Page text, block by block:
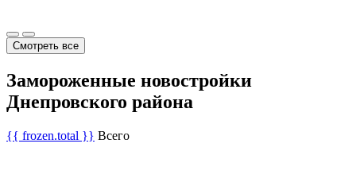
Смотреть все
Замороженные новостройки
Днепровского района
{{ frozen.total }} Всего